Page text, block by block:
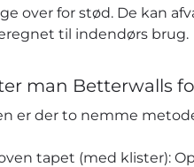
over for stød. De kan
til indendørs brug.
man Betterwalls
er der to nemme
tapet (med klister):